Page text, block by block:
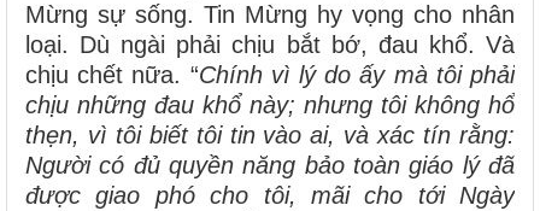
Mừng sự sống. Tin Mừng hy vọng cho nhân
loại. Dù ngài phải chịu bắt bớ, đau khổ. Và
chịu chết nữa. “Chính vì lý do ấy mà tôi phải
chịu những đau khổ này; nhưng tôi không hổ
thẹn, vì tôi biết tôi tin vào ai, và xác tín rằng:
Người có đủ quyền năng bảo toàn giáo lý đã
được giao phó cho tôi, mãi cho tới Ngày